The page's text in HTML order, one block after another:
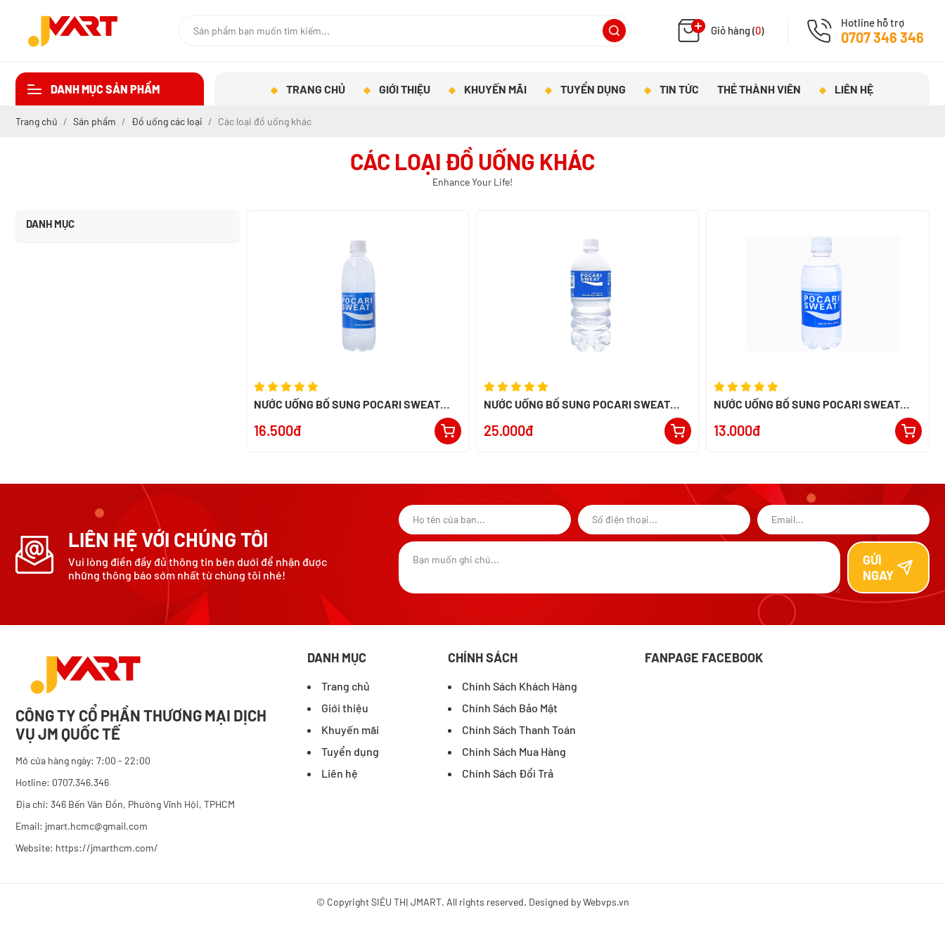
Giỏ hàng (0)
Hotline hỗ trợ
0707 346 346
DANH MỤC SẢN PHẨM TRANG CHỦ GIỚI THIỆU KHUYẾN MÃI TUYỂN DỤNG TIN TỨC THẺ THÀNH VIÊN LIÊN HỆ
Trang chủ Sản phẩm Đồ uống các loại Các loại đồ uống khác
CÁC LOẠI ĐỒ UỐNG KHÁC
Enhance Your Life!
DANH MỤC
NƯỚC UỐNG BỔ SUNG POCARI SWEAT
16.500đ
NƯỚC UỐNG BỔ SUNG POCARI SWEAT
25.000đ
NƯỚC UỐNG BỔ SUNG POCARI SWEAT
13.000đ
LIÊN HỆ VỚI CHÚNG TÔI
Vui lòng điền đầy đủ thông tin bên dưới để nhận được
những thông báo sớm nhất từ chúng tôi nhé!
GỬI
NGAY
CÔNG TY CỔ PHẦN THƯƠNG MẠI DỊCH
VỤ JM QUỐC TẾ
Mở cửa hàng ngày: 7:00 - 22:00
Hotline: 0707.346.346
Địa chỉ: 346 Bến Vân Đồn, Phường Vĩnh Hội, TPHCM
Email: jmart.hcmc@gmail.com
Website: https://jmarthcm.com/
DANH MỤC
Trang chủ
Giới thiệu
Khuyến mãi
Tuyển dụng
Liên hệ
CHÍNH SÁCH
Chính Sách Khách Hàng
Chính Sách Bảo Mật
Chính Sách Thanh Toán
Chính Sách Mua Hàng
Chính Sách Đổi Trả
FANPAGE FACEBOOK
© CopyrightSIÊU THỊ JMART. All rights reserved. Designed byWebvps.vn